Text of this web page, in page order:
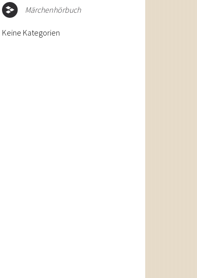
Märchenhörbuch
Keine Kategorien